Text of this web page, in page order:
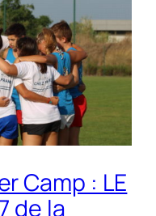
Camp : LE
de la